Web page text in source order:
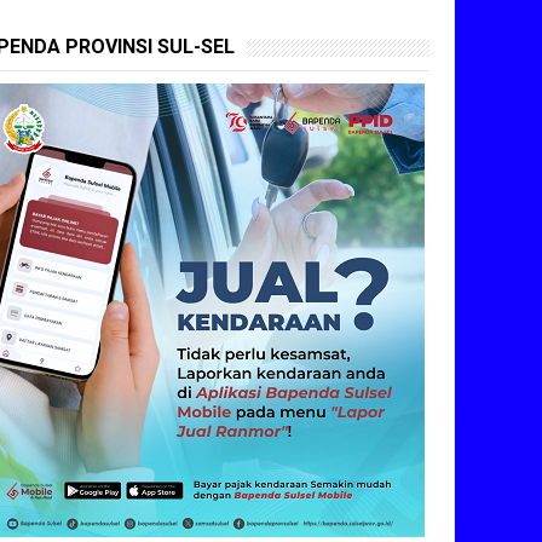
PROVINSI SUL-SEL